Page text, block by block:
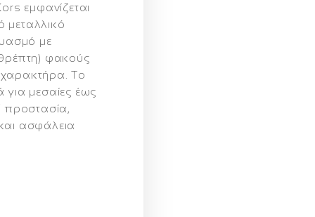
εμφανίζεται
μεταλλικό
με
φακούς
Το
για μεσαίες έως
προστασία,
ασφάλεια